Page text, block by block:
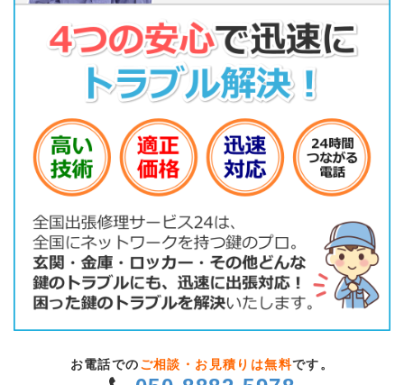
お電話での ご相談・お見積りは無料です。